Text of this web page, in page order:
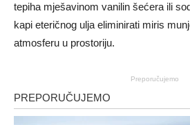
tepiha mješavinom vanilin šećera ili
kapi eteričnog ulja eliminirati miris
atmosferu u prostoriju.
Preporučujemo